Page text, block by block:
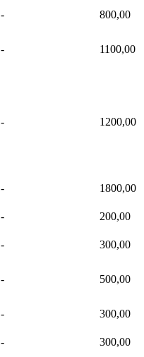
-
800,00
- 1100,00
- 1200,00
-
1800,00
-
200,00
-
300,00
- 500,00
-
300,00
-
300,00